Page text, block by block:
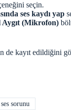
seçin.
ses kaydı yap
(Mikrofon)
de kayıt edildiğini
sorunu